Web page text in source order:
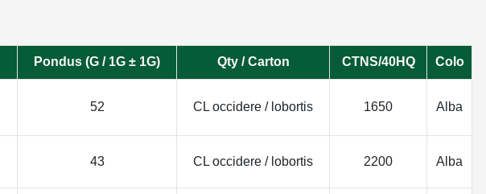
Pondus (G / 1G ± 1G) Qty / Carton CTNS/40HQ Colo
52 CL occidere / lobortis 1650 Alba
43 CL occidere / lobortis 2200 Alba